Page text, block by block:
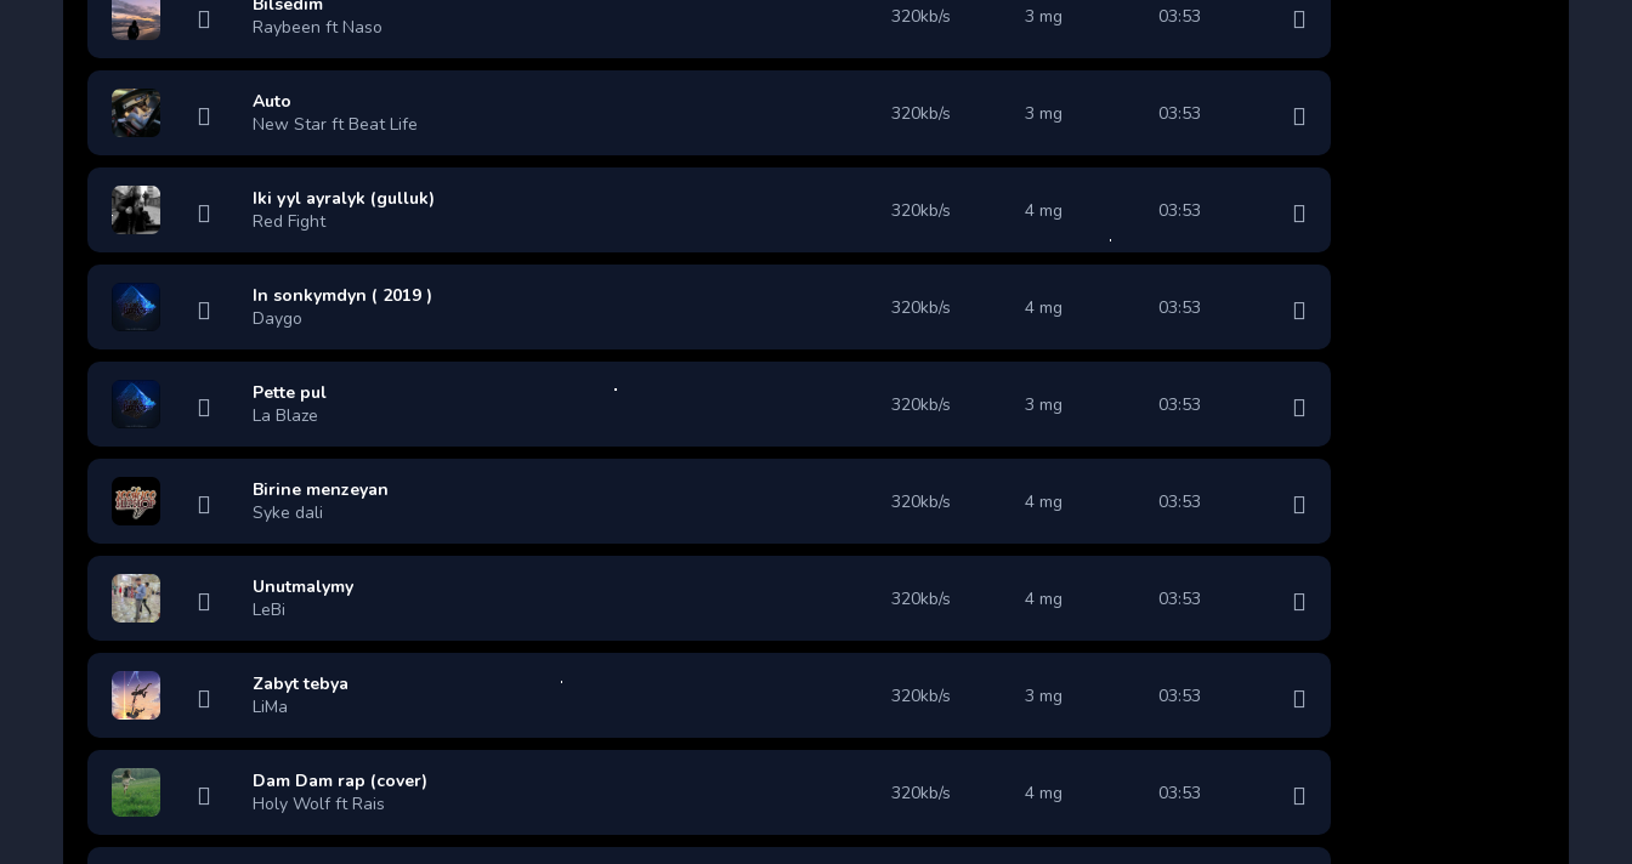
Raybeen ft Naso
320kb/s 3 mg 03:53
Auto
New Star ft Beat Life
320kb/s 3 mg 03:53
Iki yyl ayralyk (gulluk)
Red Fight
320kb/s 4 mg 03:53
In sonkymdyn ( 2019 )
Daygo
320kb/s 4 mg 03:53
Pette pul
La Blaze
320kb/s 3 mg 03:53
Birine menzeyan
Syke dali
320kb/s 4 mg 03:53
Unutmalymy
LeBi
320kb/s 4 mg 03:53
Zabyt tebya
LiMa
320kb/s 3 mg 03:53
Dam Dam rap (cover)
Holy Wolf ft Rais
320kb/s 4 mg 03:53